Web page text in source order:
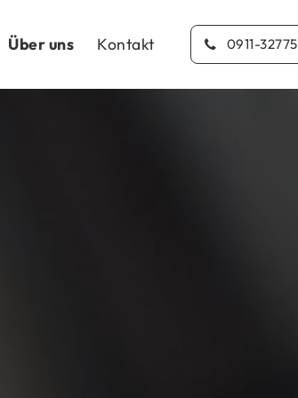
Über uns Kontakt 0911-